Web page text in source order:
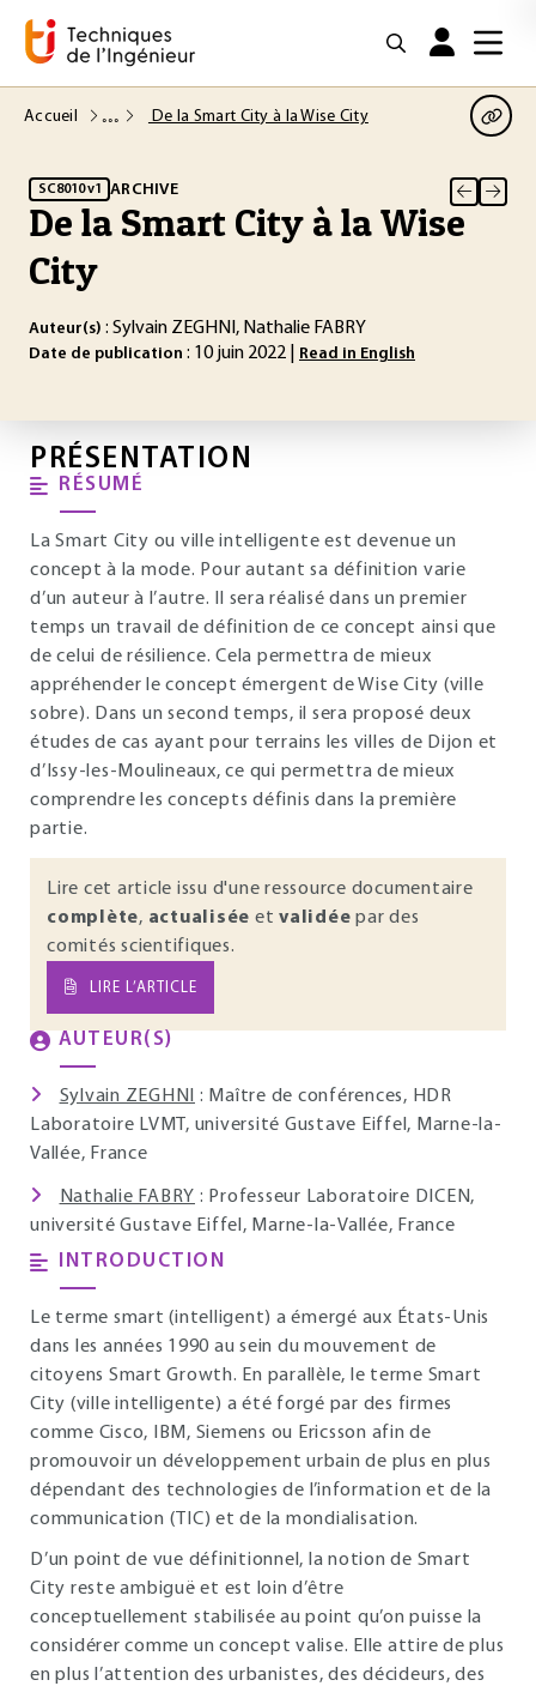
Accueil De la Smart City à la Wise City
SC8010 v1 ARCHIVE
De la Smart City à la Wise
City
Auteur(s) : Sylvain ZEGHNI, Nathalie FABRY
Date de publication : 10 juin 2022 | Read in English
PRÉSENTATION
RÉSUMÉ
La Smart City ou ville intelligente est devenue un
concept à la mode. Pour autant sa définition varie
d’un auteur à l’autre. Il sera réalisé dans un premier
temps un travail de définition de ce concept ainsi que
de celui de résilience. Cela permettra de mieux
appréhender le concept émergent de Wise City (ville
sobre). Dans un second temps, il sera proposé deux
études de cas ayant pour terrains les villes de Dijon et
d’Issy-les-Moulineaux, ce qui permettra de mieux
comprendre les concepts définis dans la première
partie.
Lire cet article issu d'une ressource documentaire
complète, actualisée et validée par des
comités scientifiques.
LIRE L’ARTICLE
AUTEUR(S)
Sylvain ZEGHNI
: Maître de conférences, HDR
Laboratoire LVMT, université Gustave Eiffel, Marne-la-
Vallée, France
Nathalie FABRY : Professeur Laboratoire DICEN,
université Gustave Eiffel, Marne-la-Vallée, France
INTRODUCTION
Le terme smart (intelligent) a émergé aux États-Unis
dans les années 1990 au sein du mouvement de
citoyens Smart Growth. En parallèle, le terme Smart
City (ville intelligente) a été forgé par des firmes
comme Cisco, IBM, Siemens ou Ericsson afin de
promouvoir un développement urbain de plus en plus
dépendant des technologies de l’information et de la
communication (TIC) et de la mondialisation.
D’un point de vue définitionnel, la notion de Smart
City reste ambiguë et est loin d’être
conceptuellement stabilisée au point qu’on puisse la
considérer comme un concept valise. Elle attire de plus
en plus l’attention des urbanistes, des décideurs, des